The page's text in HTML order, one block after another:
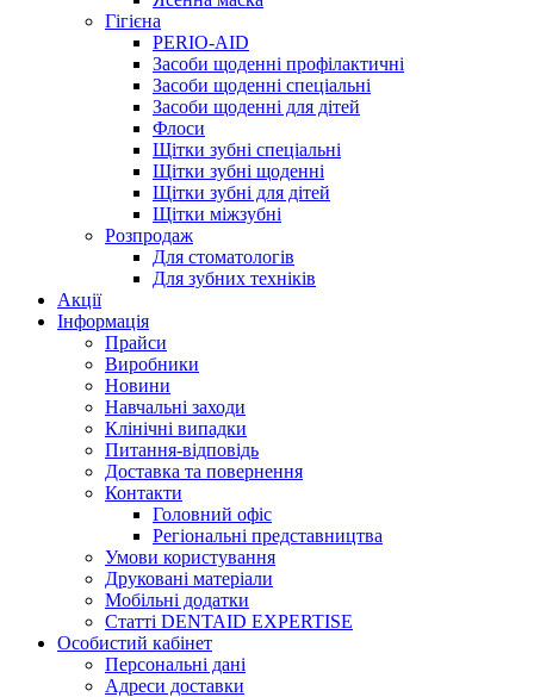
Гігієна
PERIO-AID
Засоби щоденні профілактичні
Засоби щоденні спеціальні
Засоби щоденні для дітей
Флоси
Щітки зубні спеціальні
Щітки зубні щоденні
Щітки зубні для дітей
Щітки міжзубні
Розпродаж
Для стоматологів
Для зубних техніків
Акції
Інформація
Прайси
Виробники
Новини
Навчальні заходи
Клінічні випадки
Питання-відповідь
Доставка та повернення
Контакти
Головний офіс
Регіональні представництва
Умови користування
Друковані матеріали
Мобільні додатки
Статті DENTAID EXPERTISE
Особистий кабінет
Персональні дані
Адреси доставки